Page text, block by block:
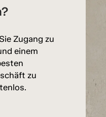
Zugang zu
einem
zu